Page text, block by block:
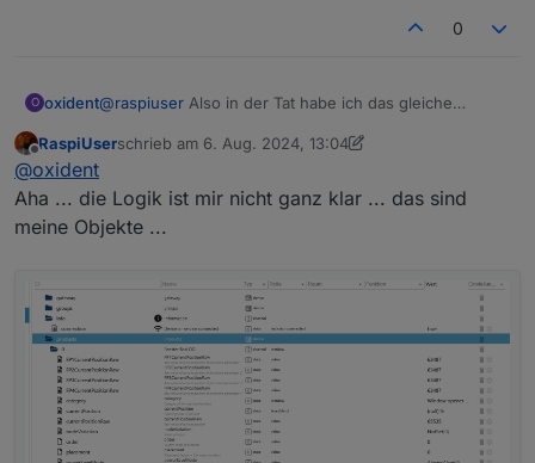
0
O oxident@raspiuser Also in der Tat habe ich das gleiche
dadurch bisher keine Nachteile gesehen. Ich dachte
Offline
RaspiUserschrieb am 6. Aug. 2024, 13:04
zuletzt editiert von RaspiUser8. Juni 2024, 18:08
@oxident
Aha ... die Logik ist mir nicht ganz klar ... das sind
meine Objekte ...